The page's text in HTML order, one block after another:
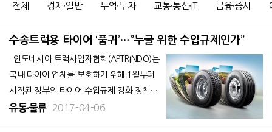
전체 경제∙일반 무역∙투자 교통∙통신∙IT 금융∙증시
수송트럭용 타이어 ‘품귀’…”누굴 위한 수입규제인가”
국내 타이어 업체를 보호하기 위해 1월부터
시작된 정부의 타이어 수입규제 강화 정책으
로 수송트럭용 타이어 비용이 최대 80%까지
유통∙물류 2017-04-06